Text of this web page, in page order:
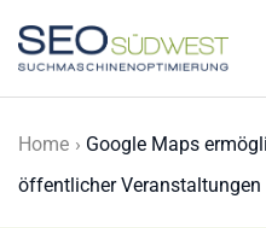
Skip to main content
Home
Google Maps
öffentlicher Veranstaltungen